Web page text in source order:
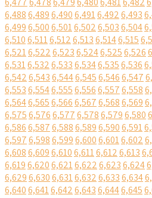
6,4886,4896,4906,4916,4926,493
6,4996,5006,5016,5026,5036,504
6,5106,5116,5126,5136,5146,515
6,5216,5226,5236,5246,5256,526
6,5316,5326,5336,5346,5356,536
6,5426,5436,5446,5456,5466,547
6,5536,5546,5556,5566,5576,558
6,5646,5656,5666,5676,5686,569
6,5756,5766,5776,5786,5796,580
6,5866,5876,5886,5896,5906,591
6,5976,5986,5996,6006,6016,602
6,6086,6096,6106,6116,6126,613
6,6196,6206,6216,6226,6236,624
6,6296,6306,6316,6326,6336,634
6,6406,6416,6426,6436,6446,645